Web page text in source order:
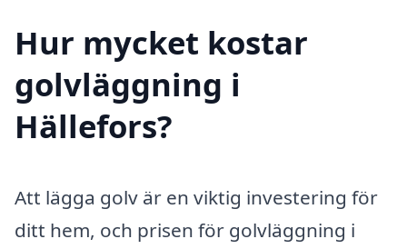
Hur mycket kostar
golvläggning i
Hällefors?
Att lägga golv är en viktig investering för
ditt hem, och prisen för golvläggning i